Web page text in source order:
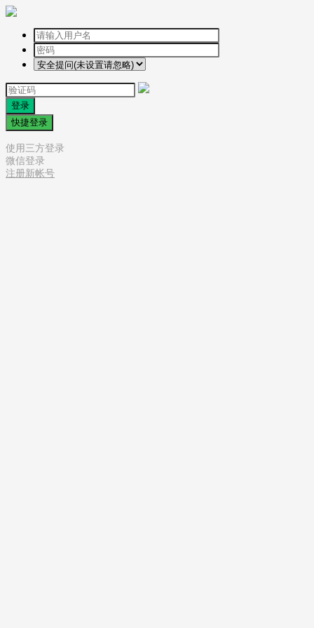
登录
快捷登录
使用三方登录
微信登录
注册新帐号